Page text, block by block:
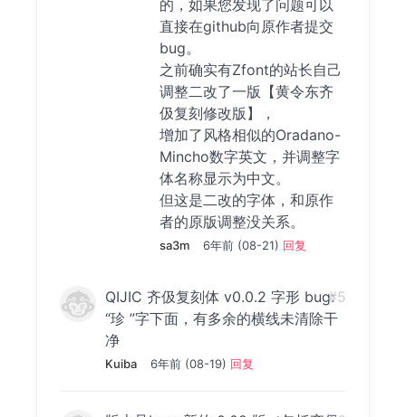
的，如果您发现了问题可以
直接在github向原作者提交
bug。
之前确实有Zfont的站长自己
调整二改了一版【黄令东齐
伋复刻修改版】，
增加了风格相似的Oradano-
Mincho数字英文，并调整字
体名称显示为中文。
但这是二改的字体，和原作
者的原版调整没关系。
sa3m 6年前 (08-21) 回复
QIJIC 齐伋复刻体 v0.0.2 字形 bug:
“珍 ”字下面，有多余的横线未清除干
净
Kuiba 6年前 (08-19) 回复
#5